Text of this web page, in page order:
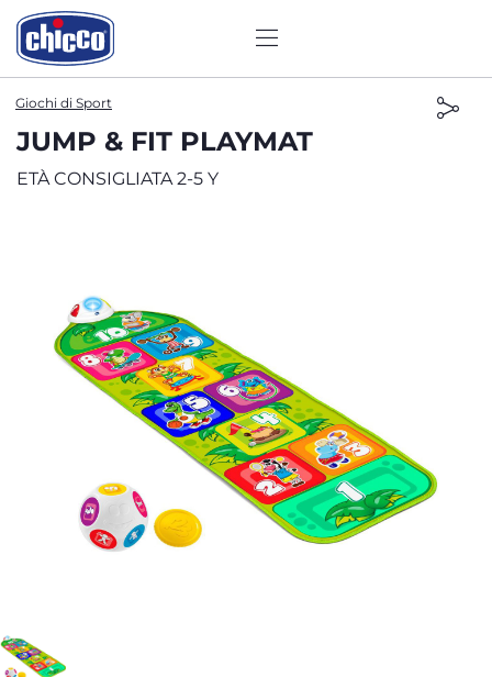
Giochi di Sport
JUMP & FIT PLAYMAT
ETÀ CONSIGLIATA 2-5 Y